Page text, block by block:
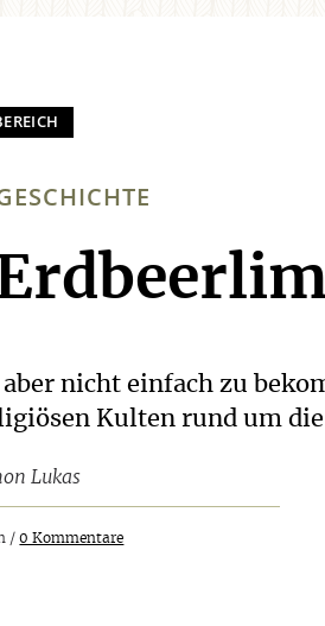
:
nicht einfach zu
Kulten rund um
Lukas
/0 Kommentare